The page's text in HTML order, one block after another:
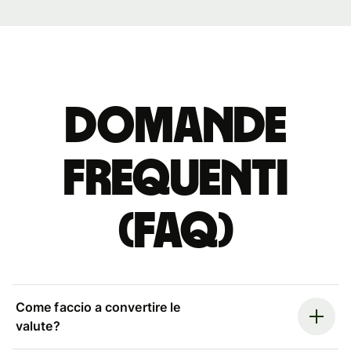
Domande
Frequenti
(FAQ)
Come faccio a convertire le
valute?